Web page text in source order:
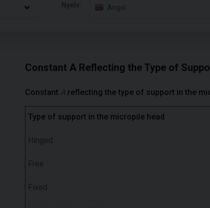
Nyelv: Angol
Constant A Reflecting the Type of
Constant A reflecting the type of support in the
Type of support in the micropile head
Hinged
Free
Fixed